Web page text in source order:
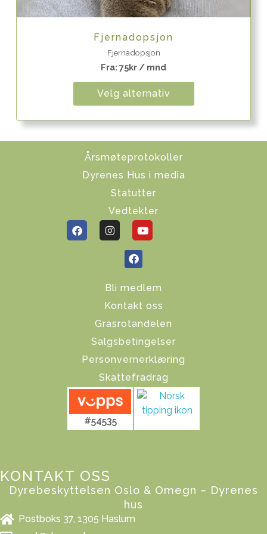
Fjernadopsjon
Fjernadopsjon
Fra: 75kr / mnd
Velg alternativ
Årsmøteprotokoller
Dyrenes Hus i media
Statutter
Vedtekter
Bli medlem
Kontakt oss
Grasrotandelen
Salgsbetingelser
Personvernerklæring
Skattefradrag
#54535
KONTAKT OSS
Dyrebeskyttelsen Oslo & Omegn – Dyrenes
hus
Postboks 37, 1305 Haslum